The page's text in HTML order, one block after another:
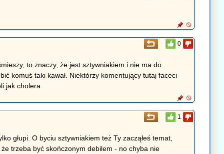
0
to znaczy, że jest sztywniakiem i nie ma do
komuś taki kawał. Niektórzy komentujący tutaj faceci
jak cholera
1
głupi. O byciu sztywniakiem też Ty zacząłeś temat,
trzeba być skończonym debilem - no chyba nie